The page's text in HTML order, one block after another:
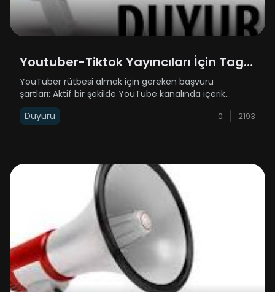
Youtuber-Tiktok Yayıncıları İçin Tag
İsteyenlere Duyuru
YouTuber rütbesi almak için gereken başvuru
şartları: Aktif bir şekilde YouTube kanalında içerik
üretiyor olman gerekiyor.5.000 aboneye sahip olman
gerekiyor.5.000 abonenin yanında attığın her bir
Duyuru 0 2193